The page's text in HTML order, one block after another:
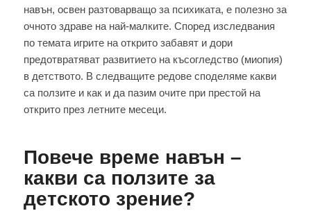
навън, освен разтоварващо за психиката, е полезно за
очното здраве на най-малките. Според изследвания
по темата игрите на открито забавят и дори
предотвратяват развитието на късогледство (миопия)
в детството. В следващите редове споделяме какви
са ползите и как и да пазим очите при престой на
открито през летните месеци.
Повече време навън –
какви са ползите за
детското зрение?